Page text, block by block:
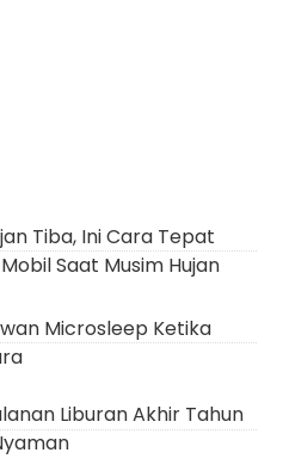
Tiba, Ini Cara Tepat
Saat Musim Hujan
Microsleep Ketika
Liburan Akhir Tahun